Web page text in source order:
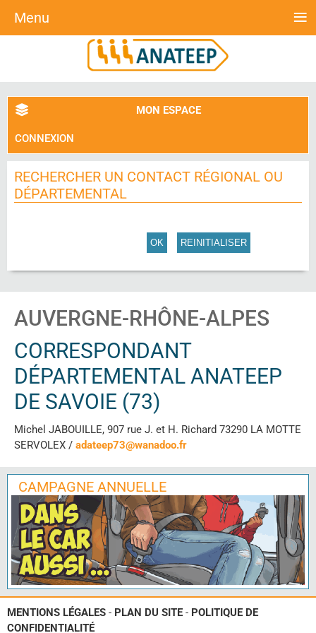
MON ESPACE
CONNEXION
RECHERCHER UN CONTACT RÉGIONAL OU
DÉPARTEMENTAL
OK REINITIALISER
AUVERGNE-RHÔNE-ALPES
CORRESPONDANT
DÉPARTEMENTAL ANATEEP
DE SAVOIE (73)
Michel JABOUILLE, 907 rue J. et H. Richard 73290 LA MOTTE
SERVOLEX / adateep73@wanadoo.fr
CAMPAGNE ANNUELLE
MENTIONS LÉGALES - PLAN DU SITE - POLITIQUE DE
CONFIDENTIALITÉ
Menu ≡